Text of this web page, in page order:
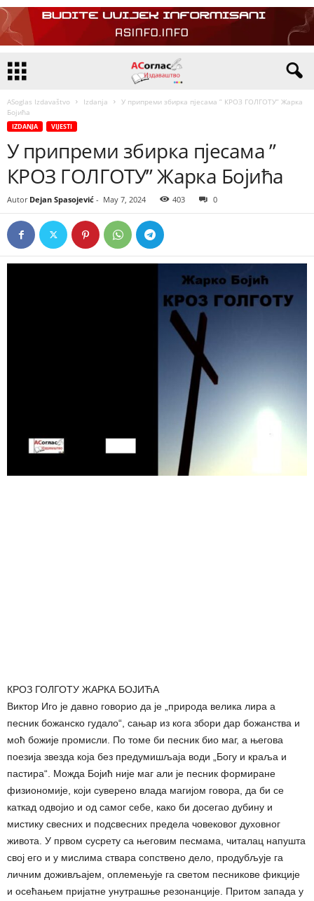
ASoglas Izdavaštvo Izdanja
У припреми збирка пјесама ” КРОЗ ГОЛГОТУ” Жарка
Бојића
IZDANJA VIJESTI
У припреми збирка пјесама ”
КРОЗ ГОЛГОТУ” Жарка Бојића
Autor Dejan Spasojević - May 7, 2024 403 0
КРОЗ ГОЛГОТУ ЖАРКА БОЈИЋА
Виктор Иго је давно говорио да је „природа велика лира а
песник божанско гудало“, сањар из кога збори дар божанства и
моћ божије промисли. По томе би песник био маг, а његова
поезија звезда која без предумишљаја води „Богу и краља и
пастира“. Можда Бојић није маг али је песник формиране
физиономије, који суверено влада магијом говора, да би се
каткад одвојио и од самог себе, како би досегао дубину и
мистику свесних и подсвесних предела човековог духовног
живота. У првом сусрету са његовим песмама, читалац напушта
свој его и у мислима ствара сопствено дело, продубљује га
личним доживљајем, оплемењује га светом песникове фикције
и осећањем пријатне унутрашње резонанције. Притом запада у